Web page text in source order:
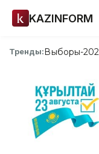
KAZINFORM
Тренды:Выборы-